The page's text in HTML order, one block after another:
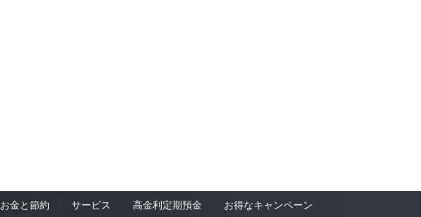
お金と節約 サービス 高金利定期預金
お得なキャンペーン